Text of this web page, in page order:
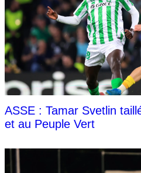
ASSE : Tamar Svetlin
et au Peuple Vert